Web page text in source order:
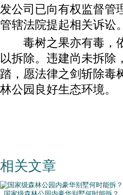
发公司已向有权监督管
管辖法院提起相关诉讼。
毒树之果亦有毒，依
以拆除。违建尚未拆除
踏，愿法律之剑斩除毒
林公园良好生态环境。
相关文章